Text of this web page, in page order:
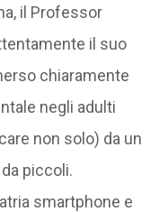
il Professor
il suo
chiaramente
negli adulti
non solo) da un
piccoli.
smartphone e